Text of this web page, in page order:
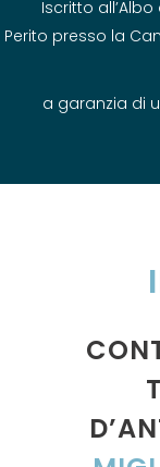
Iscritto
Perito presso la
a garanzia di